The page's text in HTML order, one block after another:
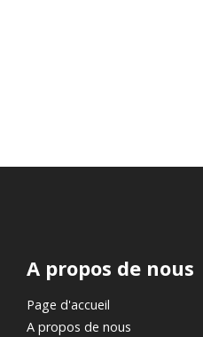
A propos de nous
Page d'accueil
A propos de nous